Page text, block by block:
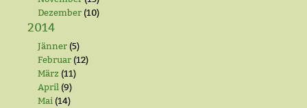
Dezember (10)
2014
Jänner (5)
Februar (12)
März (11)
April (9)
Mai (14)